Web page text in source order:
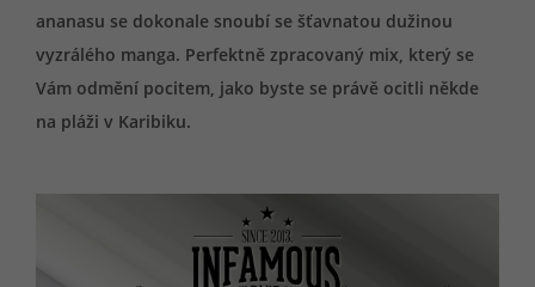
ananasu se dokonale snoubí se šťavnatou dužinou
vyzrálého manga. Perfektně zpracovaný mix, který se
Vám odmění pocitem, jako byste se právě ocitli někde
na pláži v Karibiku.